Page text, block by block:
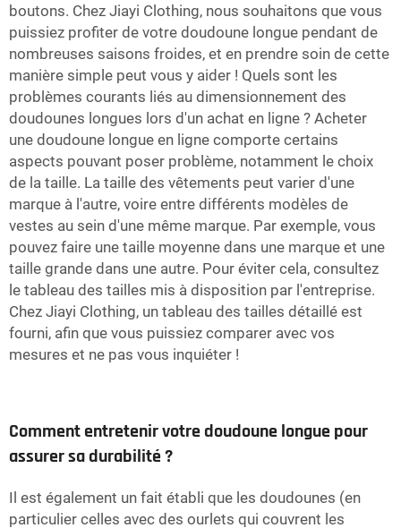
boutons. Chez Jiayi Clothing, nous souhaitons que vous
puissiez profiter de votre doudoune longue pendant de
nombreuses saisons froides, et en prendre soin de cette
manière simple peut vous y aider ! Quels sont les
problèmes courants liés au dimensionnement des
doudounes longues lors d'un achat en ligne ? Acheter
une doudoune longue en ligne comporte certains
aspects pouvant poser problème, notamment le choix
de la taille. La taille des vêtements peut varier d'une
marque à l'autre, voire entre différents modèles de
vestes au sein d'une même marque. Par exemple, vous
pouvez faire une taille moyenne dans une marque et une
taille grande dans une autre. Pour éviter cela, consultez
le tableau des tailles mis à disposition par l'entreprise.
Chez Jiayi Clothing, un tableau des tailles détaillé est
fourni, afin que vous puissiez comparer avec vos
mesures et ne pas vous inquiéter !
Comment entretenir votre doudoune longue pour
assurer sa durabilité ?
Il est également un fait établi que les doudounes (en
particulier celles avec des ourlets qui couvrent les